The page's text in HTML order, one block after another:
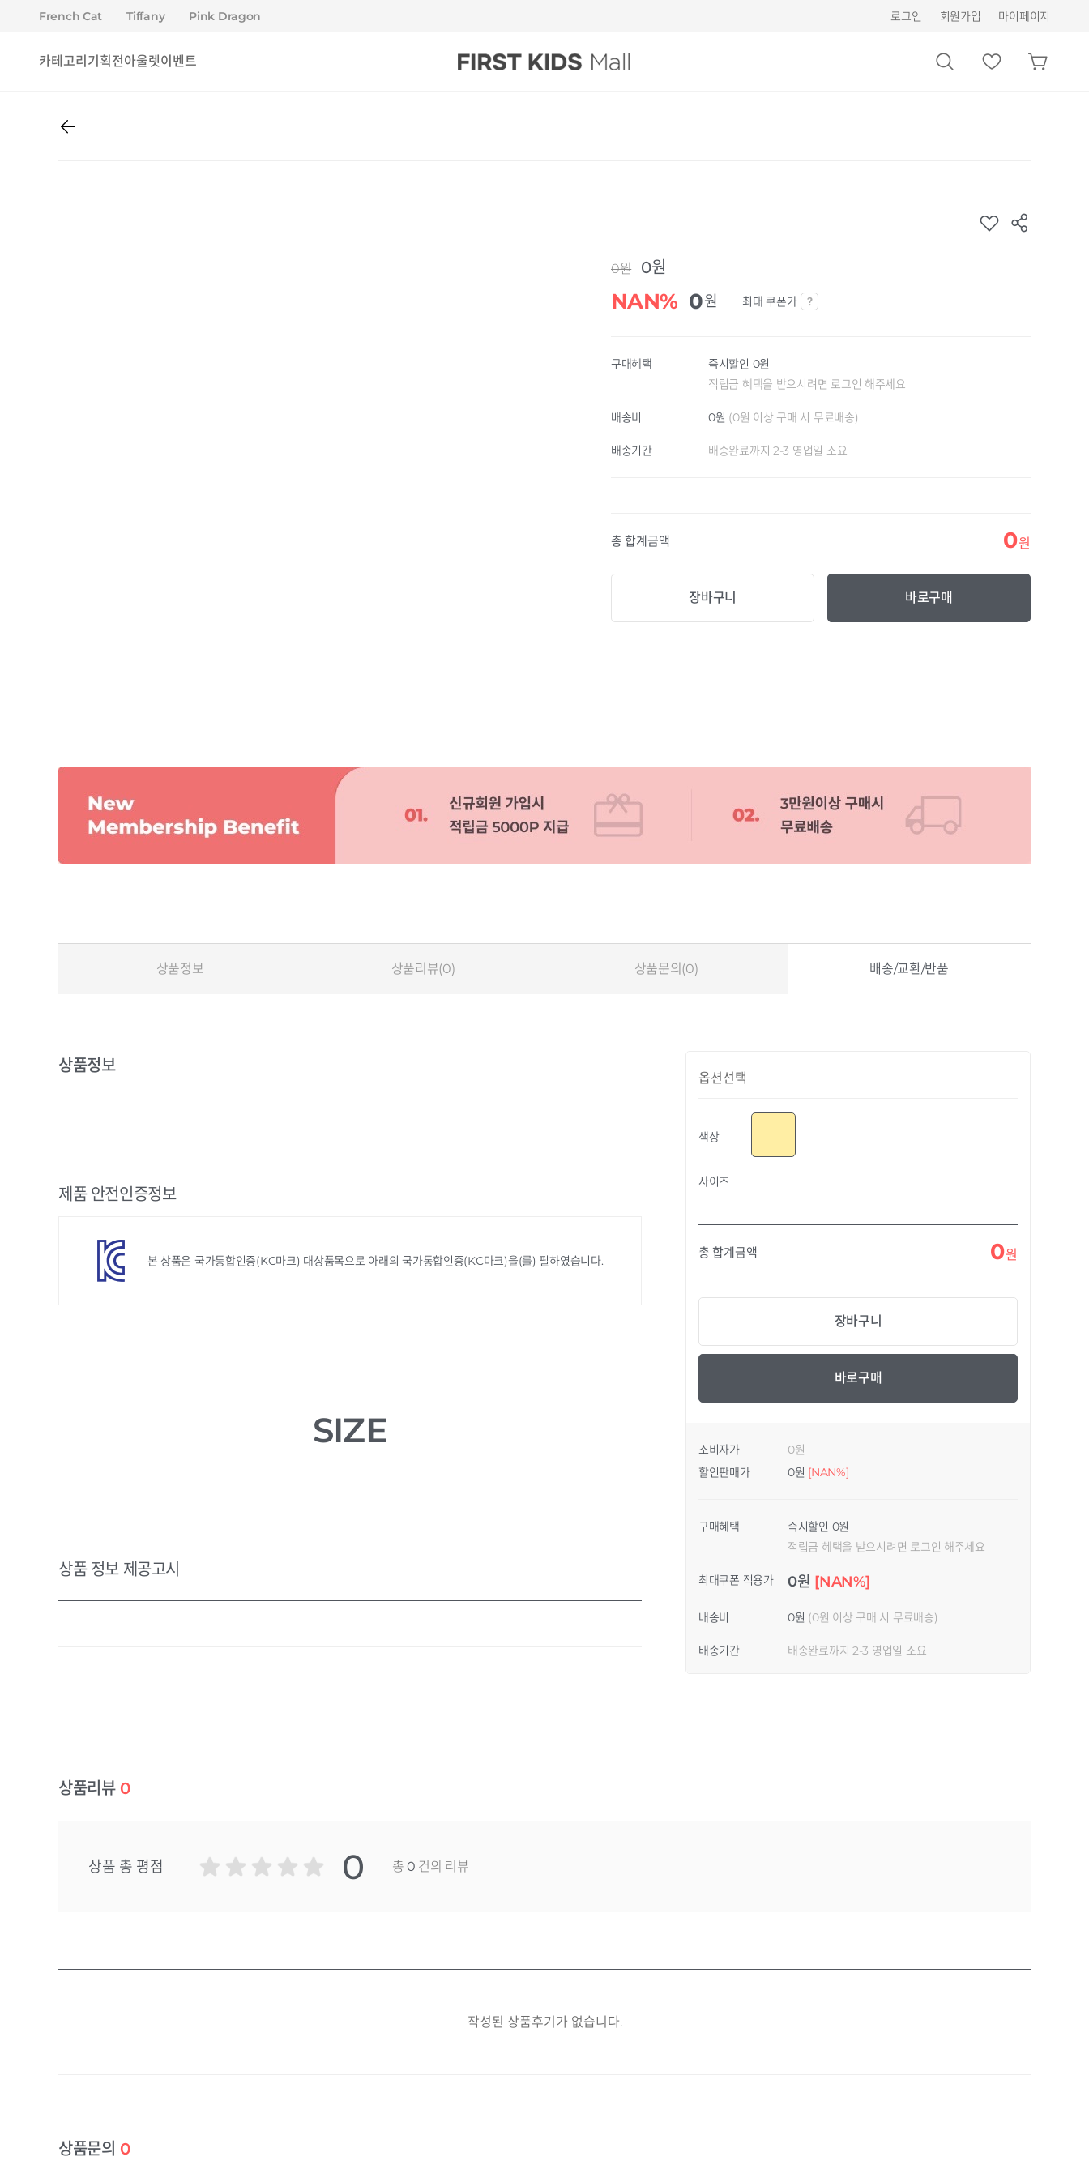
French Cat Tiffany Pink Dragon 로그인 회원가입 마이페이지
카테고리 기획전아울렛이벤트
0원 0원
NAN% 0원 최대 쿠폰가
구매혜택
즉시할인 0원
적립금 혜택을 받으시려면 로그인 해주세요
배송비 0원 (0원 이상 구매 시 무료배송)
배송기간 배송완료까지 2-3 영업일 소요
총 합계금액 0원
장바구니 바로구매
상품정보 상품리뷰(0) 상품문의(0) 배송/교환/반품
상품정보
제품 안전인증정보
본 상품은 국가통합인증(KC마크) 대상품목으로 아래의 국가통합인증(KC마크)을(를) 필하였습니다.
SIZE
상품 정보 제공고시
옵션선택
색상
사이즈
총 합계금액 0원
장바구니
바로구매
소비자가
0원
할인판매가
0원 [NAN%]
구매혜택
즉시할인 0원
적립금 혜택을 받으시려면 로그인 해주세요
최대쿠폰 적용가 0원 [NAN%]
배송비 0원 (0원 이상 구매 시 무료배송)
배송기간 배송완료까지 2-3 영업일 소요
상품리뷰 0
상품 총 평점 0 총0 건의 리뷰
작성된 상품후기가 없습니다.
상품문의 0
데님 세일러 JK G33KDT021N3120